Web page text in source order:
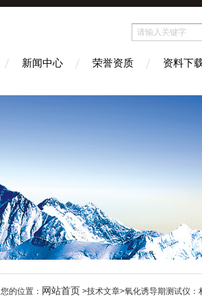
新闻中心 荣誉资质 资料下
您的位置： 网站首页 >技术文章>氧化诱导期测试仪